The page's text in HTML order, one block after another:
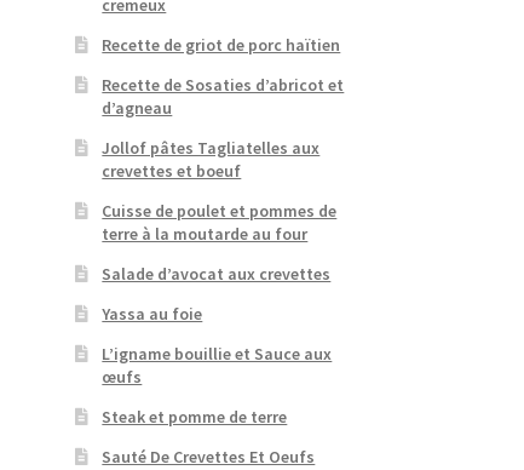
cremeux
Recette de griot de porc haïtien
Recette de Sosaties d’abricot et
d’agneau
Jollof pâtes Tagliatelles aux
crevettes et boeuf
Cuisse de poulet et pommes de
terre à la moutarde au four
Salade d’avocat aux crevettes
Yassa au foie
L’igname bouillie et Sauce aux
œufs
Steak et pomme de terre
Sauté De Crevettes Et Oeufs